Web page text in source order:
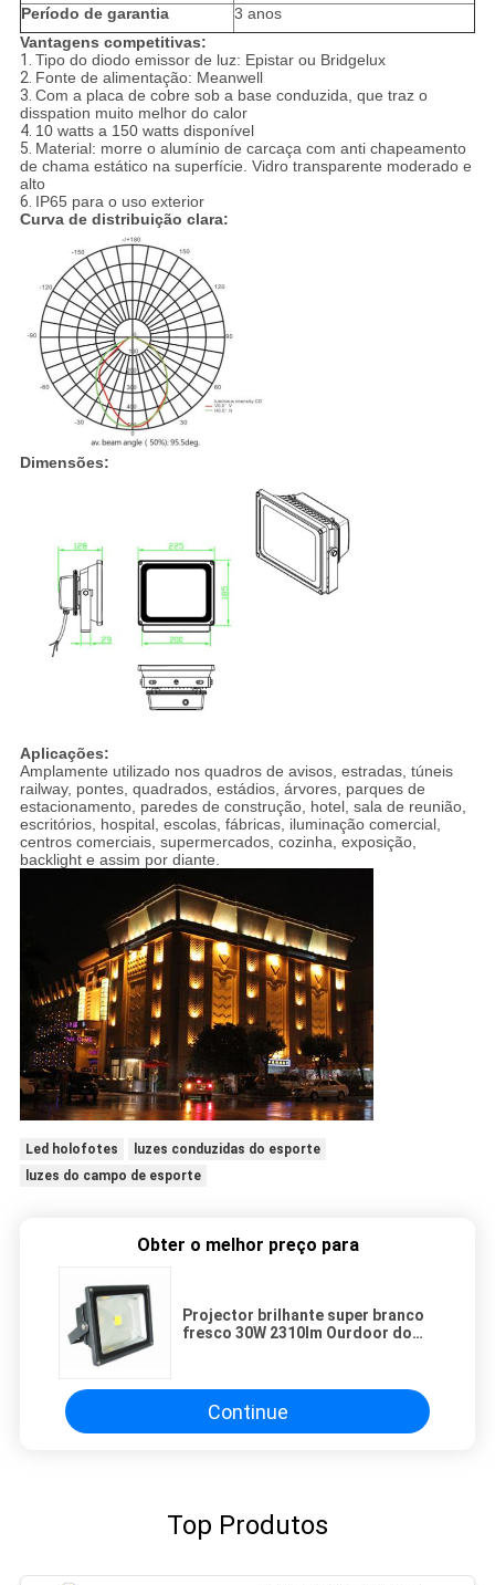
Período de garantia
3 anos
Vantagens competitivas:
1. Tipo do diodo emissor de luz: Epistar ou Bridgelux
2. Fonte de alimentação: Meanwell
3. Com a placa de cobre sob a base conduzida, que traz o
disspation muito melhor do calor
4. 10 watts a 150 watts disponível
5. Material: morre o alumínio de carcaça com anti chapeamento
de chama estático na superfície. Vidro transparente moderado e
alto
6. IP65 para o uso exterior
Curva de distribuição clara:
Dimensões:
Aplicações:
Amplamente utilizado nos quadros de avisos, estradas, túneis
railway, pontes, quadrados, estádios, árvores, parques de
estacionamento, paredes de construção, hotel, sala de reunião,
escritórios, hospital, escolas, fábricas, iluminação comercial,
centros comerciais, supermercados, cozinha, exposição,
backlight e assim por diante.
Led holofotes
luzes conduzidas do esporte
luzes do campo de esporte
Obter o melhor preço para
Projector brilhante super branco
fresco 30W 2310lm Ourdoor do
Continue
Top Produtos